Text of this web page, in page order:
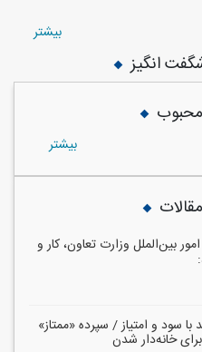
بيشتر
انگیز
بيشتر
بین‌الملل وزارت تعاون، کار و
سود و امتیاز / سپرده «ممتاز»
خانه‌دار شدن